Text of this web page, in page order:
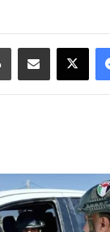
فيسبوك ‫X مشاركة عبر